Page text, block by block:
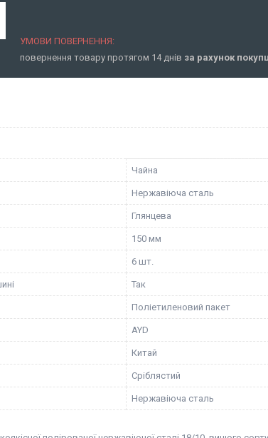
повернення товару протягом 14 днів за рахунок
Чайна
Нержавіюча сталь
Глянцева
150 мм
6 шт.
Так
Поліетиленовий пакет
AYD
Китай
Сріблястий
Нержавіюча сталь